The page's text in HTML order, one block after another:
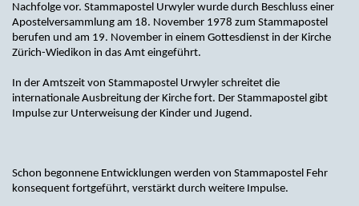
Nachfolge vor. Stammapostel Urwyler wurde durch Beschluss einer
Apostelversammlung am 18. November 1978 zum Stammapostel
berufen und am 19. November in einem Gottesdienst in der Kirche
Zürich-Wiedikon in das Amt eingeführt.
In der Amtszeit von Stammapostel Urwyler schreitet die
internationale Ausbreitung der Kirche fort. Der Stammapostel gibt
Impulse zur Unterweisung der Kinder und Jugend.
Schon begonnene Entwicklungen werden von Stammapostel Fehr
konsequent fortgeführt, verstärkt durch weitere Impulse.